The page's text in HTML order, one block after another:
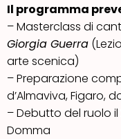
Il programma
– Masterclass di
Giorgia Guerra
arte scenica)
– Preparazione
d’Almaviva, Figaro,
– Debutto del ruolo
Domma